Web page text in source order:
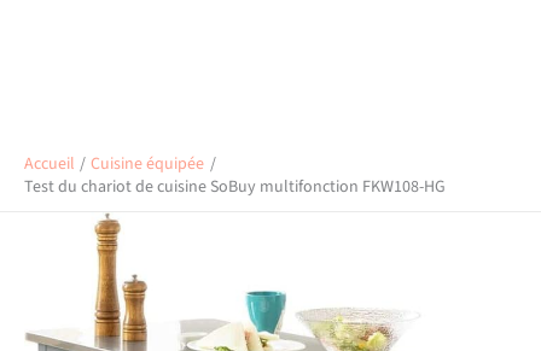
Accueil
Cuisine équipée
Test du chariot de cuisine SoBuy multifonction FKW108-HG